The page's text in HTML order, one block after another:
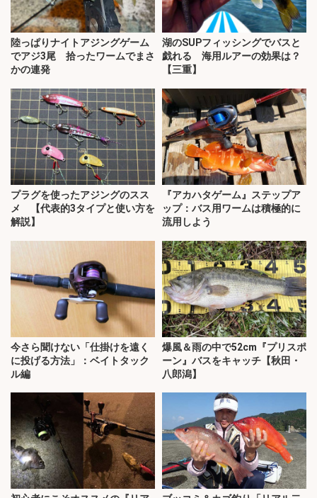
陸っぱりナイトアジングゲーム
でアジ3尾 拾ったワームでまさ
かの連発
湖のSUPフィッシングでバスと
戯れる 海用ルアーの効果は？
【三重】
プラグを使ったアジングのスス
メ 【代表的3タイプと使い方を
解説】
『アカハタゲーム』ステップア
ップ：バス用ワームは積極的に
流用しよう
今さら聞けない「仕掛けを遠く
に投げる方法」：ベイトタック
ル編
爆風＆雨の中で52cm『プリスポ
ーン』バスをキャッチ【秋田・
八郎潟】